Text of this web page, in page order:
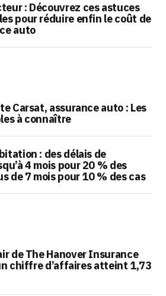
: Découvrez ces astuces
pour réduire enfin le coût de
auto
Carsat, assurance auto : Les
à connaître
: des délais de
4 mois pour 20 % des
de 7 mois pour 10 % des cas
de The Hanover Insurance
chiffre d’affaires atteint 1,73